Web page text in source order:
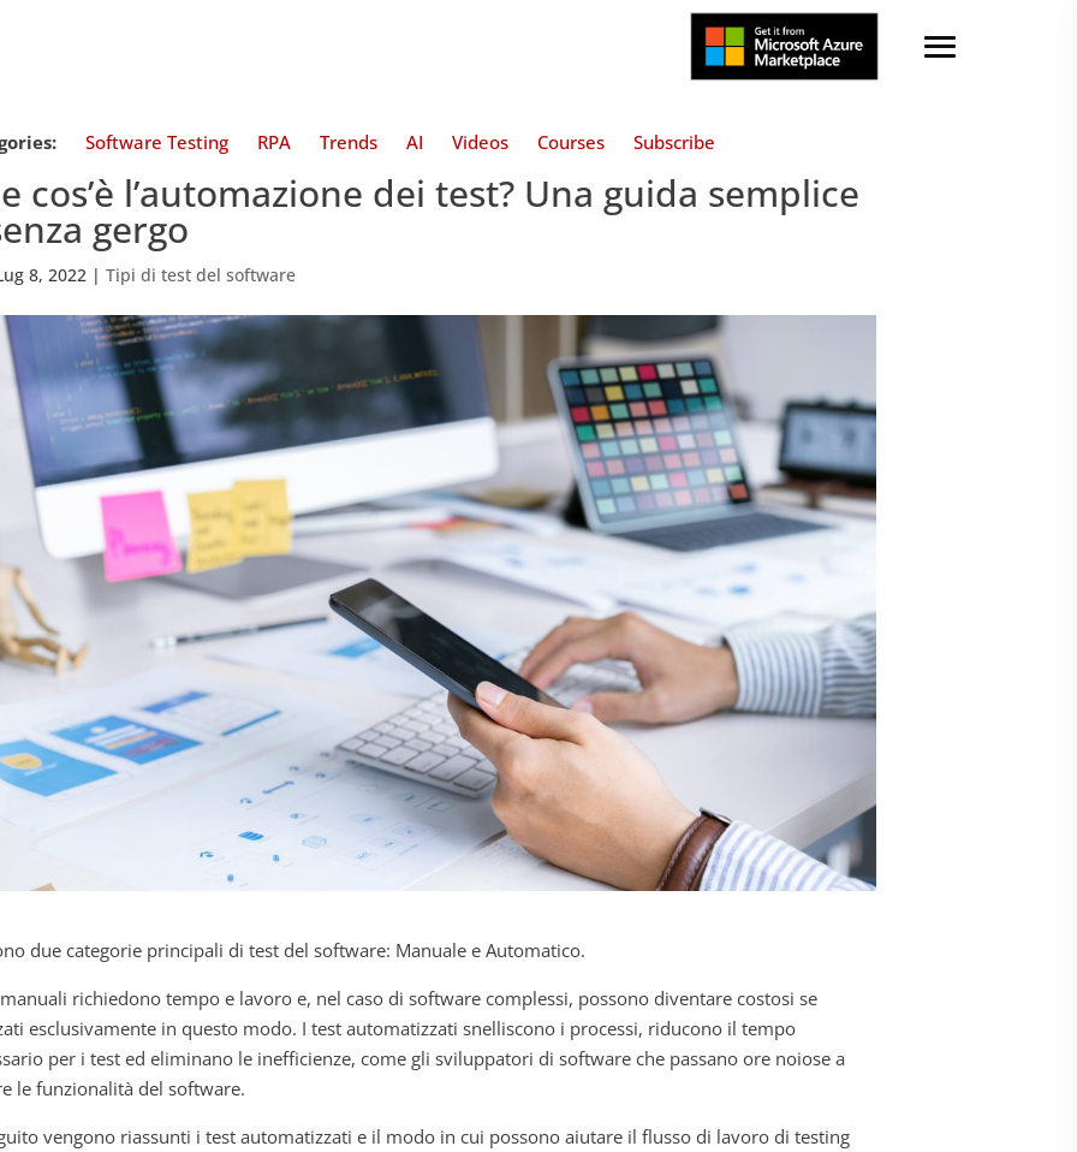
Software Testing RPA Trends AI Videos Courses Subscribe
cos’è l’automazione dei test? Una guida semplice
gergo
8, 2022 |Tipi di test del software
due categorie principali di test del software: Manuale e Automatico.
richiedono tempo e lavoro e, nel caso di software complessi, possono diventare costosi se
esclusivamente in questo modo. I test automatizzati snelliscono i processi, riducono il tempo
per i test ed eliminano le inefficienze, come gli sviluppatori di software che passano ore noiose a
le funzionalità del software.
vengono riassunti i test automatizzati e il modo in cui possono aiutare il flusso di lavoro di testing